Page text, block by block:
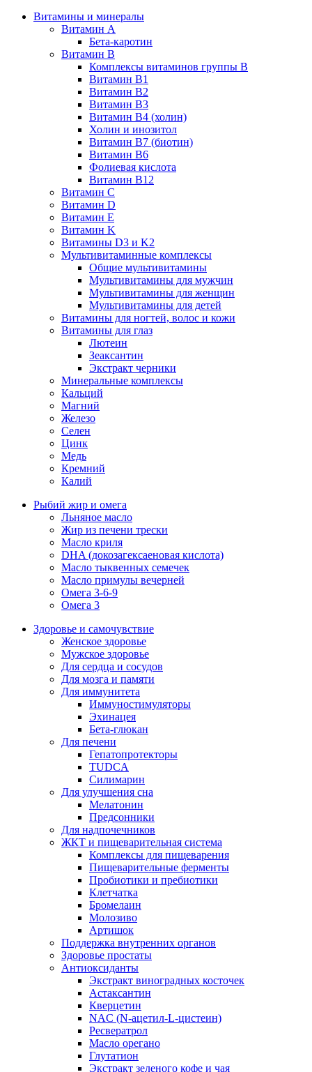
Витамины и минералы
Витамин A
Бета-каротин
Витамин B
Комплексы витаминов группы B
Витамин B1
Витамин B2
Витамин B3
Витамин B4 (холин)
Холин и инозитол
Витамин B7 (биотин)
Витамин B6
Фолиевая кислота
Витамин B12
Витамин C
Витамин D
Витамин E
Витамин K
Витамины D3 и K2
Мультивитаминные комплексы
Общие мультивитамины
Мультивитамины для мужчин
Мультивитамины для женщин
Мультивитамины для детей
Витамины для ногтей, волос и кожи
Витамины для глаз
Лютеин
Зеаксантин
Экстракт черники
Минеральные комплексы
Кальций
Магний
Железо
Селен
Цинк
Медь
Кремний
Калий
Рыбий жир и омега
Льняное масло
Жир из печени трески
Масло криля
DHA (докозагексаеновая кислота)
Масло тыквенных семечек
Масло примулы вечерней
Омега 3-6-9
Омега 3
Здоровье и самочувствие
Женское здоровье
Мужское здоровье
Для сердца и сосудов
Для мозга и памяти
Для иммунитета
Иммуностимуляторы
Эхинацея
Бета-глюкан
Для печени
Гепатопротекторы
TUDCA
Силимарин
Для улучшения сна
Мелатонин
Предсонники
Для надпочечников
ЖКТ и пищеварительная система
Комплексы для пищеварения
Пищеварительные ферменты
Пробиотики и пребиотики
Клетчатка
Бромелаин
Молозиво
Артишок
Поддержка внутренних органов
Здоровье простаты
Антиоксиданты
Экстракт виноградных косточек
Астаксантин
Кверцетин
NAC (N-ацетил-L-цистеин)
Ресвератрол
Масло орегано
Глутатион
Экстракт зеленого кофе и чая